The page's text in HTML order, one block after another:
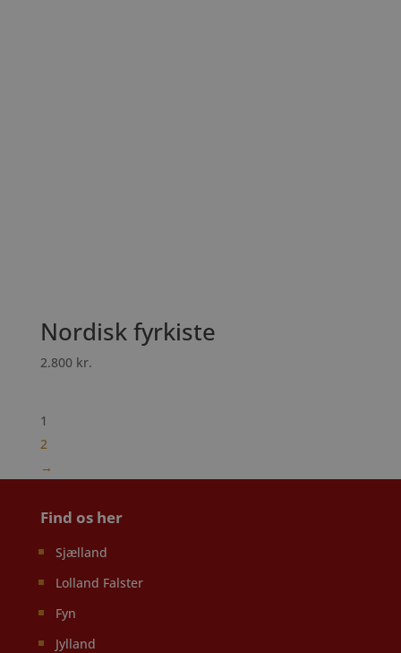
Nordisk fyrkiste
2.800 kr.
1
2
→
Find os her
Sjælland
Lolland Falster
Fyn
Jylland